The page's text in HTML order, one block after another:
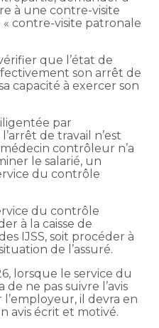
à une contre-visite
contre-visite patronale
que l’état de
son arrêt de
capacité à exercer son
par
de travail n’est
contrôleur n’a
le salarié, un
du contrôle
du contrôle
à la caisse de
IJSS, soit procéder à
de l’assuré.
lorsque le service du
ne pas suivre l’avis
il devra en
avis écrit et motivé.